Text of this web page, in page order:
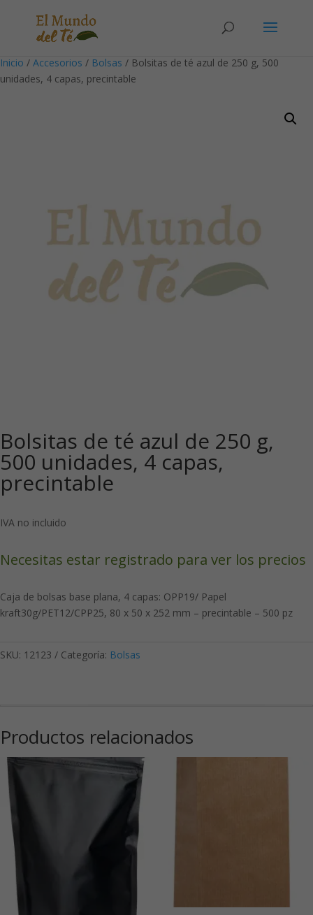
Inicio / Accesorios / Bolsas / Bolsitas de té azul de 250 g, 500
unidades, 4 capas, precintable
Bolsitas de té azul de 250 g,
500 unidades, 4 capas,
precintable
IVA no incluido
Necesitas estar registrado para ver los precios
Caja de bolsas base plana, 4 capas: OPP19/ Papel
kraft30g/PET12/CPP25, 80 x 50 x 252 mm – precintable – 500 pz
SKU: 12123 Categoría: Bolsas
Productos relacionados